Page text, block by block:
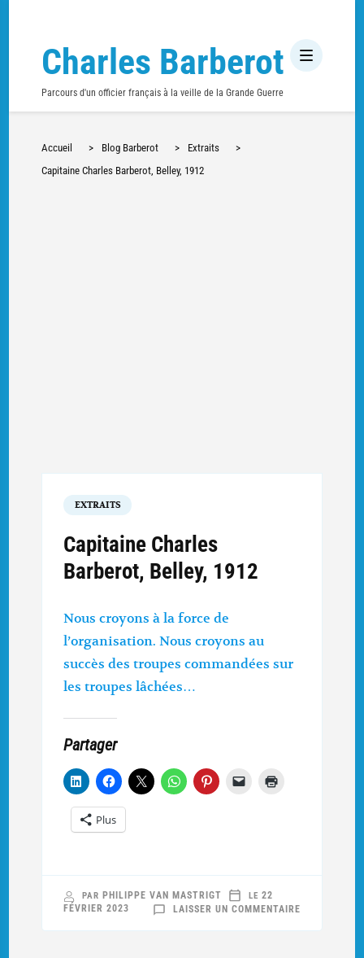
Charles Barberot
Parcours d'un officier français à la veille de la Grande Guerre
Accueil > Blog Barberot > Extraits
>
Capitaine Charles Barberot, Belley, 1912
EXTRAITS
Capitaine Charles
Barberot, Belley, 1912
Nous croyons à la force de
l’organisation. Nous croyons au
succès des troupes commandées sur
les troupes lâchées…
Partager
Plus
PAR PHILIPPE VAN MASTRIGT
LAISSER UN COMMENTAIRESUR
LE22
FÉVRIER 2023